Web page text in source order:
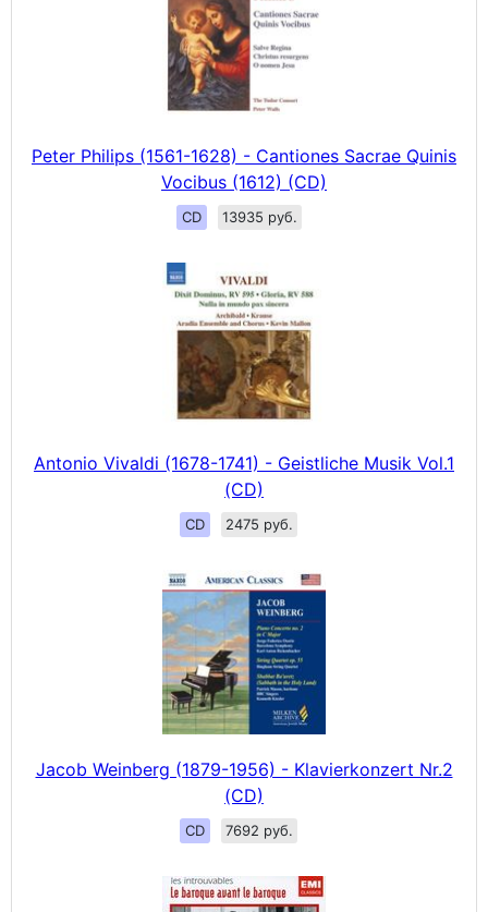
Peter Philips (1561-1628) - Cantiones Sacrae Quinis
Vocibus (1612) (CD)
CD 13935 руб.
Antonio Vivaldi (1678-1741) - Geistliche Musik Vol.1
(CD)
CD 2475 руб.
Jacob Weinberg (1879-1956) - Klavierkonzert Nr.2
(CD)
CD 7692 руб.